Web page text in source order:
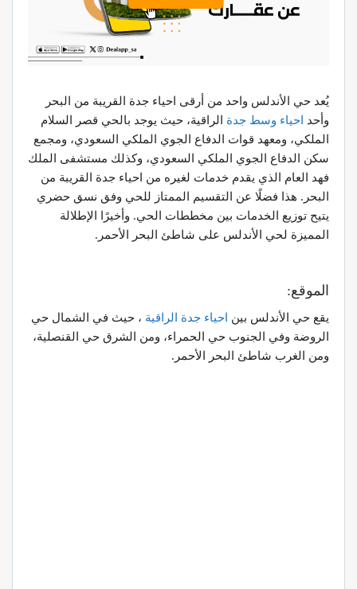
يُعد حي الأندلس واحد من أرقى احياء جدة القريبة من البحر
وأحد احياء وسط جدة الراقية، حيث يوجد بالحي قصر السلام
الملكي، ومعهد قوات الدفاع الجوي الملكي السعودي، ومجمع
سكن الدفاع الجوي الملكي السعودي، وكذلك مستشفى الملك
فهد العام الذي يقدم خدمات لغيره من احياء جدة القريبة من
البحر. هذا فضلًا عن التقسيم الممتاز للحي وفق نسق حضري
يتيح توزيع الخدمات بين مخططات الحي. وأخيرًا الإطلالة
المميزة لحي الأندلس على شاطئ البحر الأحمر.
الموقع:
يقع حي الأندلس بين احياء جدة الراقية ، حيث في الشمال حي
الروضة وفي الجنوب حي الحمراء، ومن الشرق حي القنصلية،
ومن الغرب شاطئ البحر الأحمر.